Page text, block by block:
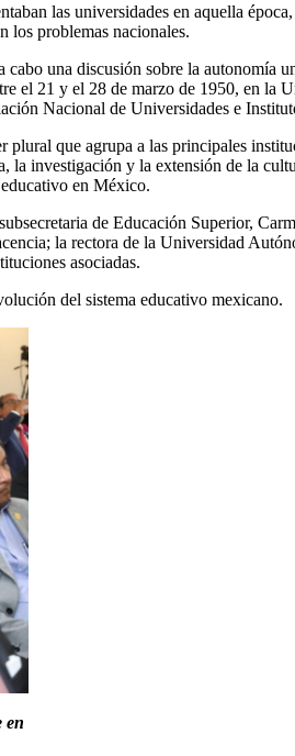
las universidades en aquella
los problemas nacionales.
una discusión sobre la autonomía
el 21 y el 28 de marzo de 1950, en la
Nacional de Universidades e
que agrupa a las principales
la investigación y la extensión de la
en México.
de Educación Superior,
la rectora de la Universidad
asociadas.
del sistema educativo mexicano.
en